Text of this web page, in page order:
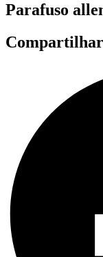
Parafuso